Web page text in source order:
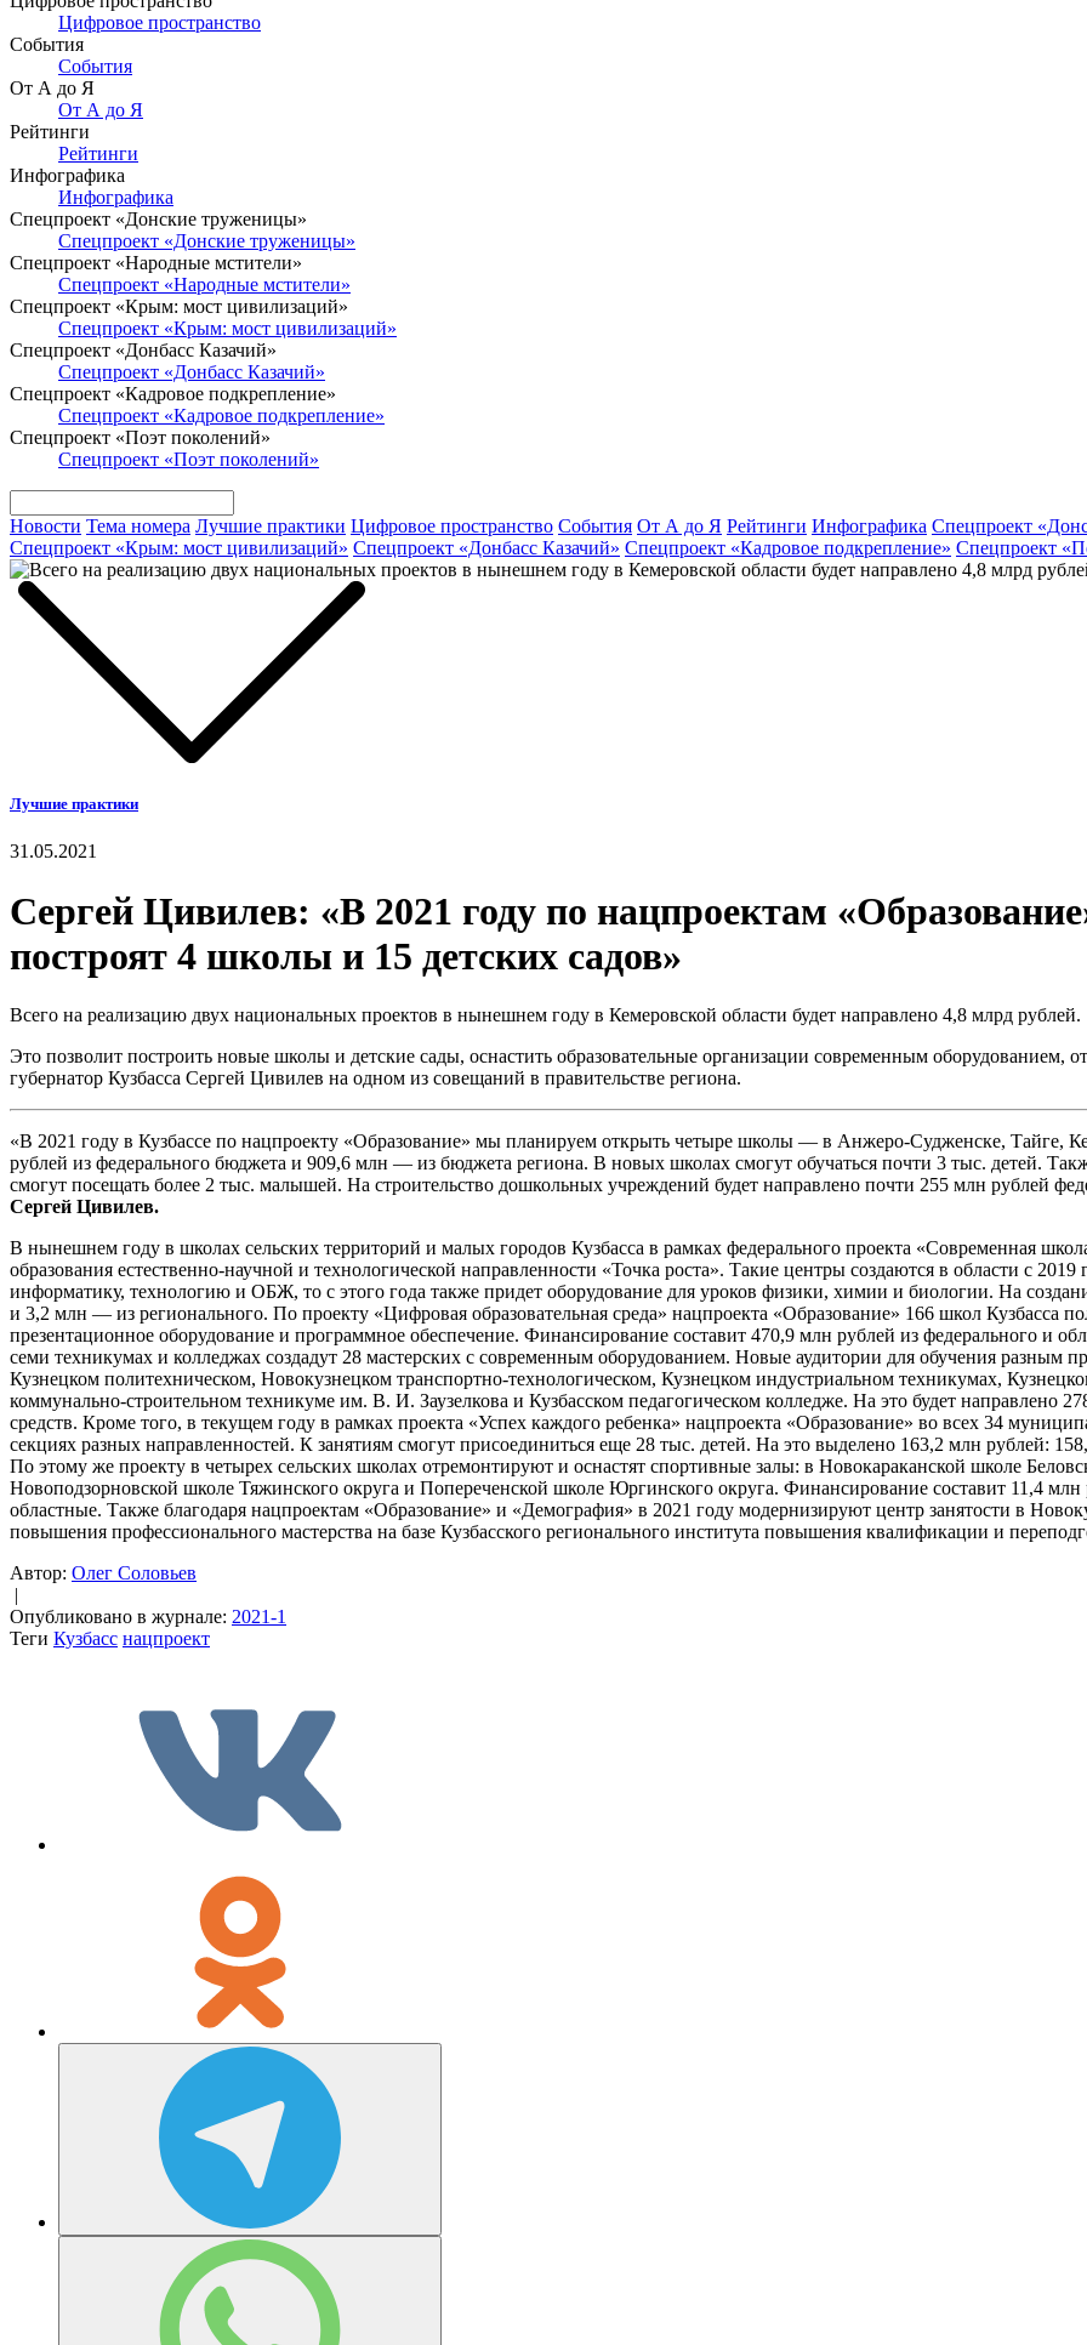
Цифровое пространство
События
События
От А до Я
От А до Я
Рейтинги
Рейтинги
Инфографика
Инфографика
Спецпроект «Донские труженицы»
Спецпроект «Донские труженицы»
Спецпроект «Народные мстители»
Спецпроект «Народные мстители»
Спецпроект «Крым: мост цивилизаций»
Спецпроект «Крым: мост цивилизаций»
Спецпроект «Донбасс Казачий»
Спецпроект «Донбасс Казачий»
Спецпроект «Кадровое подкрепление»
Спецпроект «Кадровое подкрепление»
Спецпроект «Поэт поколений»
Спецпроект «Поэт поколений»
Новости Тема номера Лучшие практики Цифровое пространство События От А до Я Рейтинги Инфографика Спецпроект
Спецпроект «Крым: мост цивилизаций» Спецпроект «Донбасс Казачий» Спецпроект «Кадровое подкрепление» Спецпроект
Лучшие практики
31.05.2021
Сергей Цивилев: «В 2021 году по нацпроектам
построят 4 школы и 15 детских садов»
Всего на реализацию двух национальных проектов в нынешнем году в Кемеровской области будет направлено 4,8 млрд рублей.
Это позволит построить новые школы и детские сады, оснастить образовательные организации современным
губернатор Кузбасса Сергей Цивилев на одном из совещаний в правительстве региона.
«В 2021 году в Кузбассе по нацпроекту «Образование» мы планируем открыть четыре школы — в Анжеро-Судженске, Тайге,
рублей из федерального бюджета и 909,6 млн — из бюджета региона. В новых школах смогут обучаться почти 3 тыс. детей.
смогут посещать более 2 тыс. малышей. На строительство дошкольных учреждений будет направлено почти 255 млн рублей
Сергей Цивилев.
В нынешнем году в школах сельских территорий и малых городов Кузбасса в рамках федерального проекта «Современная
образования естественно-научной и технологической направленности «Точка роста». Такие центры создаются в области с
информатику, технологию и ОБЖ, то с этого года также придет оборудование для уроков физики, химии и биологии. На
и 3,2 млн — из регионального. По проекту «Цифровая образовательная среда» нацпроекта «Образование» 166 школ Кузбасса
презентационное оборудование и программное обеспечение. Финансирование составит 470,9 млн рублей из федерального и
семи техникумах и колледжах создадут 28 мастерских с современным оборудованием. Новые аудитории для обучения разным
Кузнецком политехническом, Новокузнецком транспортно-технологическом, Кузнецком индустриальном техникумах,
коммунально-строительном техникуме им. В. И. Заузелкова и Кузбасском педагогическом колледже. На это будет направлено
средств. Кроме того, в текущем году в рамках проекта «Успех каждого ребенка» нацпроекта «Образование» во всех 34
секциях разных направленностей. К занятиям смогут присоединиться еще 28 тыс. детей. На это выделено 163,2 млн рублей:
По этому же проекту в четырех сельских школах отремонтируют и оснастят спортивные залы: в Новокараканской школе
Новоподзорновской школе Тяжинского округа и Попереченской школе Юргинского округа. Финансирование составит 11,4
областные. Также благодаря нацпроектам «Образование» и «Демография» в 2021 году модернизируют центр занятости в
повышения профессионального мастерства на базе Кузбасского регионального института повышения квалификации и
Автор: Олег Соловьев
|
Опубликовано в журнале: 2021-1
Теги Кузбасс нацпроект